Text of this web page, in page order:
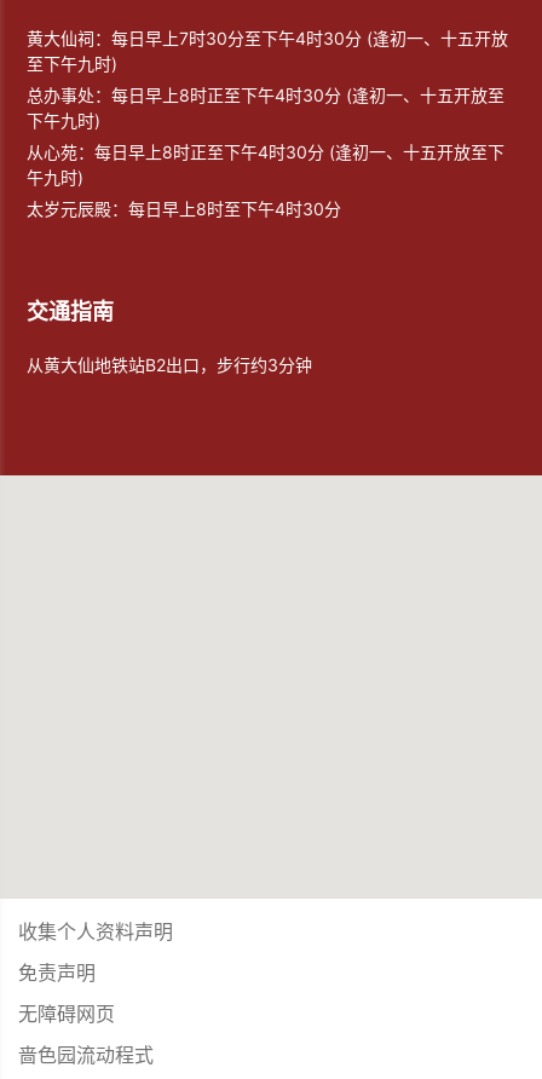
黄大仙祠：每日早上7时30分至下午4时30分 (逢初一、十五开放
至下午九时)
总办事处：每日早上8时正至下午4时30分 (逢初一、十五开放至
下午九时)
从心苑：每日早上8时正至下午4时30分 (逢初一、十五开放至下
午九时)
太岁元辰殿：每日早上8时至下午4时30分
交通指南
从黄大仙地铁站B2出口，步行约3分钟
收集个人资料声明
免责声明
无障碍网页
啬色园流动程式